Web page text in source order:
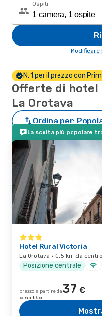
Ospiti
Modificare
N. 1 per il prezzo con
Offerte di hotel
La Orotava
Ordina per:
La scelta più popolare
Hotel Rural Victoria
La Orotava · 0,5 km da
Posizione centrale
prezzo a partire da37 €
a notte